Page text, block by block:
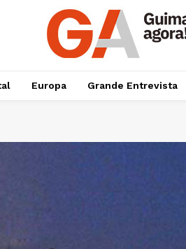
Europa Grande Entrevista